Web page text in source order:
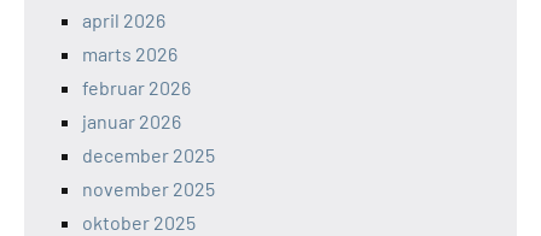
april 2026
marts 2026
februar 2026
januar 2026
december 2025
november 2025
oktober 2025